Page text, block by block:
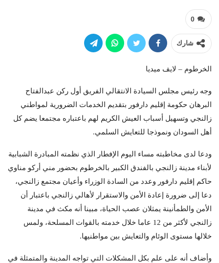
0
شارك
الخرطوم – لايف ميديا
وجه رئيس مجلس السيادة الانتقالي الفريق أول ركن عبدالفتاح
البرهان حكومة إقليم دارفور بتقديم الخدمات الضرورية لمواطني
زالنجي وتسهيل أسباب العيش الكريم لهم باعتباره مجتمعا يضم كل
أهل السودان ونموذجا للتعايش السلمي.
ودعا لدى مخاطبته مساء اليوم الإفطار الذي نظمته المبادرة الشبابية
لأبناء مدينة زالنجي بالفندق الكبير بالخرطوم بحضور مني أركو مناوي
حاكم إقليم دارفور وعدد من السادة الوزراء وأعيان مجتمع زالنجي،
دعا إلى ضرورة إعادة الأمن والاستقرار لأهالي زالنجي باعتبار أن
الأمن والطمأنينة يمثلان عصب الحياة، مبينا أنه مكث في مدينة
زالنجي لأكثر من 12 عاما خلال خدمته بالقوات المسلحة، ولمس
خلالها مستوى الوئام والتعايش بين مواطنيها.
وأضاف أنه على علم بكل المشكلات التي تواجه المدينة والمتمثلة في